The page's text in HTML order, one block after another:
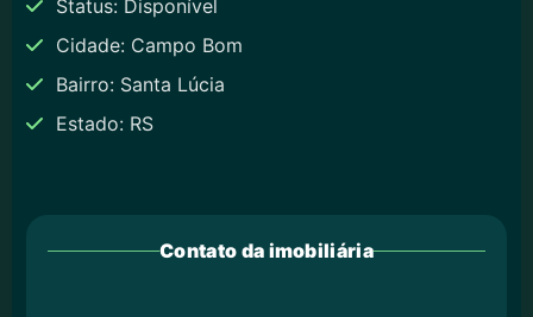
Status: Disponível
Cidade: Campo Bom
Bairro: Santa Lúcia
Estado: RS
Contato da imobiliária